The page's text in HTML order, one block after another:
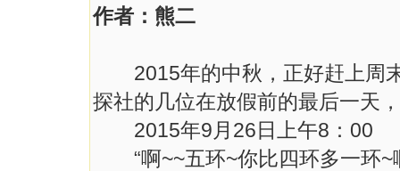
作者：熊二
2015年的中秋，正好赶上周末
探社的几位在放假前的最后一天
2015年9月26日上午8：00
“啊~~五环~你比四环多一环~